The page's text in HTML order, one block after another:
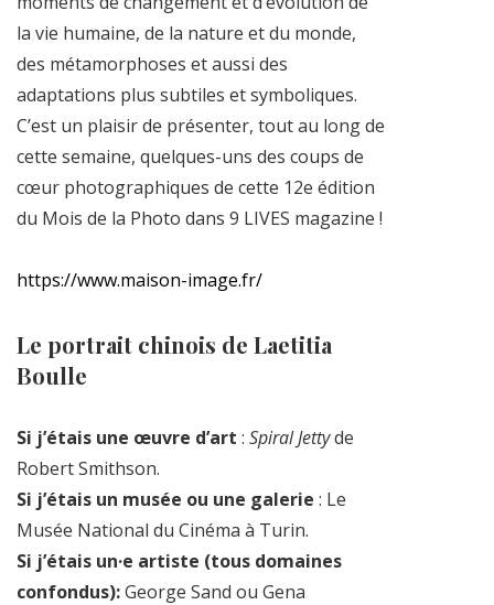
la vie humaine, de la nature et du monde,
des métamorphoses et aussi des
adaptations plus subtiles et symboliques.
C’est un plaisir de présenter, tout au long de
cette semaine, quelques-uns des coups de
cœur photographiques de cette 12e édition
du Mois de la Photo dans 9 LIVES magazine !
https://www.maison-image.fr/
Le portrait chinois de Laetitia
Boulle
Si j’étais une œuvre d’art : Spiral Jettyde
Robert Smithson.
Si j’étais un musée ou une galerie : Le
Musée National du Cinéma à Turin.
Si j’étais un·e artiste (tous domaines
confondus):George Sand ou Gena